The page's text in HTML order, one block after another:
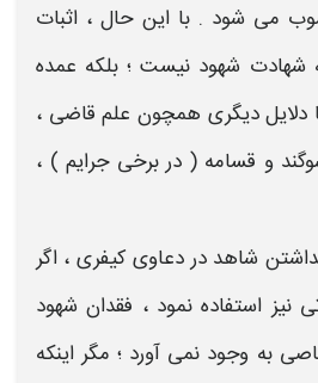
می شود . با این حال ، اثبات
شهود نیست ؛ بلکه عمده
دلایل دیگری همچون علم قاضی ،
و قسامه ( در برخی جرایم ) ،
شاهد در دعاوی کیفری ، اگر
نیز استفاده نمود ، فقدان شهود
به وجود نمی آورد ؛ مگر اینکه